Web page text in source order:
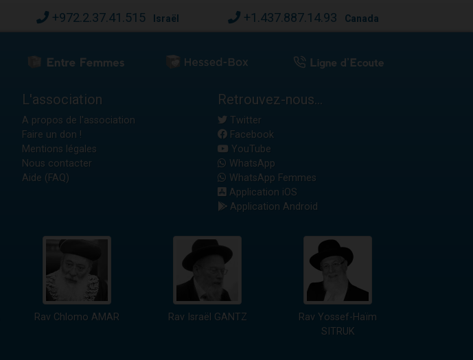
+972.2.37.41.515 Israël +1.437.887.14.93 Canada
L'association
A propos de l'association
Faire un don !
Mentions légales
Nous contacter
Aide (FAQ)
Retrouvez-nous...
Twitter
Facebook
YouTube
WhatsApp
WhatsApp Femmes
Application iOS
Application Android
Rav Chlomo AMAR Rav Israël GANTZ
Rav Yossef-Haïm
SITRUK